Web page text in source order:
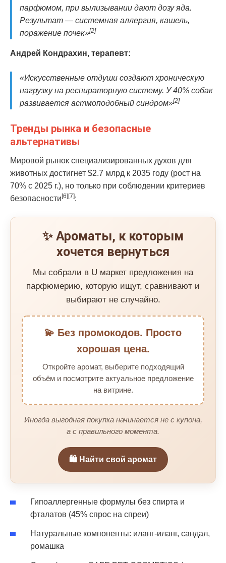
парфюмом, при вылизывании дают дозу яда.
Результат — системная аллергия, кашель,
поражение почек»[2]
Андрей Кондрахин, терапевт:
«Искусственные отдуши создают хроническую
нагрузку на респираторную систему. У 40% собак
развивается астмоподобный синдром»[2]
Тренды рынка и безопасные
альтернативы
Мировой рынок специализированных духов для
животных достигнет $2.7 млрд к 2035 году (рост на
70% с 2025 г.), но только при соблюдении критериев
безопасности [6][7]:
✨ Ароматы, к которым
хочется вернуться
Мы собрали в U маркет предложения на
парфюмерию, которую ищут, сравнивают и
выбирают не случайно.
💫 Без промокодов. Просто
хорошая цена.
Откройте аромат, выберите подходящий
объём и посмотрите актуальное предложение
на витрине.
Иногда выгодная покупка начинается не с купона,
а с правильного момента.
🛍️ Найти свой аромат
Гипоаллергенные формулы без спирта и
фталатов (45% спрос на спреи)
Натуральные компоненты: иланг-иланг, сандал,
ромашка